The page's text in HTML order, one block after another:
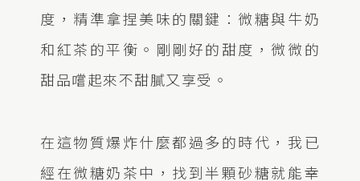
度，精準拿捏美味的關鍵：微糖與牛奶
和紅茶的平衡。剛剛好的甜度，微微的
甜品嚐起來不甜膩又享受。
在這物質爆炸什麼都過多的時代，我已
經在微糖奶茶中，找到半顆砂糖就能幸